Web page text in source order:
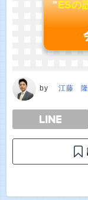
"ESの
by 江藤 隆
TWEET